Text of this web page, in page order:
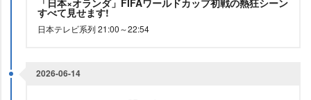
「日本×オランダ」FIFAワールドカップ初戦の熱狂シーン
すべて見せます!
日本テレビ系列 21:00～22:54
2026-06-14